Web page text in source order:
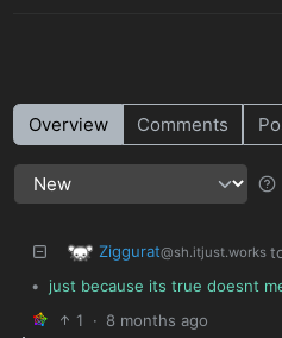
Overview Comments
Ziggurat@sh.itjust.works
•
just because its true doesnt
1
· 8 months ago